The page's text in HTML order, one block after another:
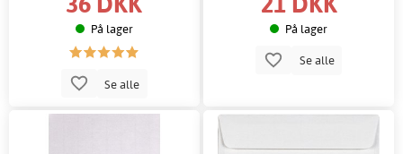
På lager
Se alle
På lager
Se alle